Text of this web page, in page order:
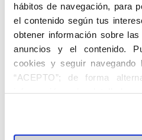
hábitos de navegación, para
el contenido según tus
obtener información sobre
anuncios y el contenido.
cookies y seguir
“ACEPTO”; de forma
información más detallada
en el botón "Personalizar".
visitar nuestra Política de
Autor
Centro de
adscripción
Barcelona
Fecha
01/01/
Lugar